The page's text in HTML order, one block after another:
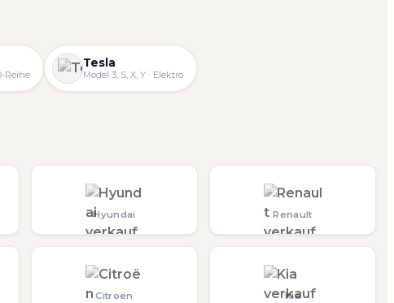
Reihe
Tesla
Model 3, S, X, Y · Elektro
Hyundai Renault
Citroën Kia